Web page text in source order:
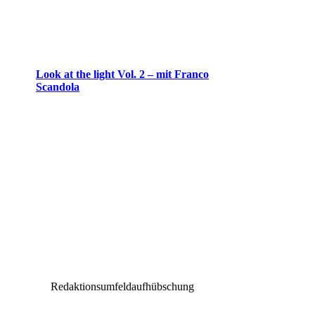
Look at the light Vol. 2 – mit Franco
Scandola
Redaktionsumfeldaufhübschung